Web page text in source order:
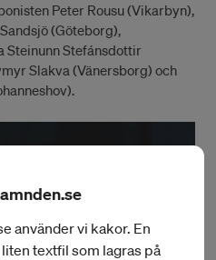
Peter Rousu (Vikarbyn),
(Göteborg),
Steinunn Stefánsdottir
Slakva (Vänersborg) och
använder vi kakor. En
textfil som lagras på